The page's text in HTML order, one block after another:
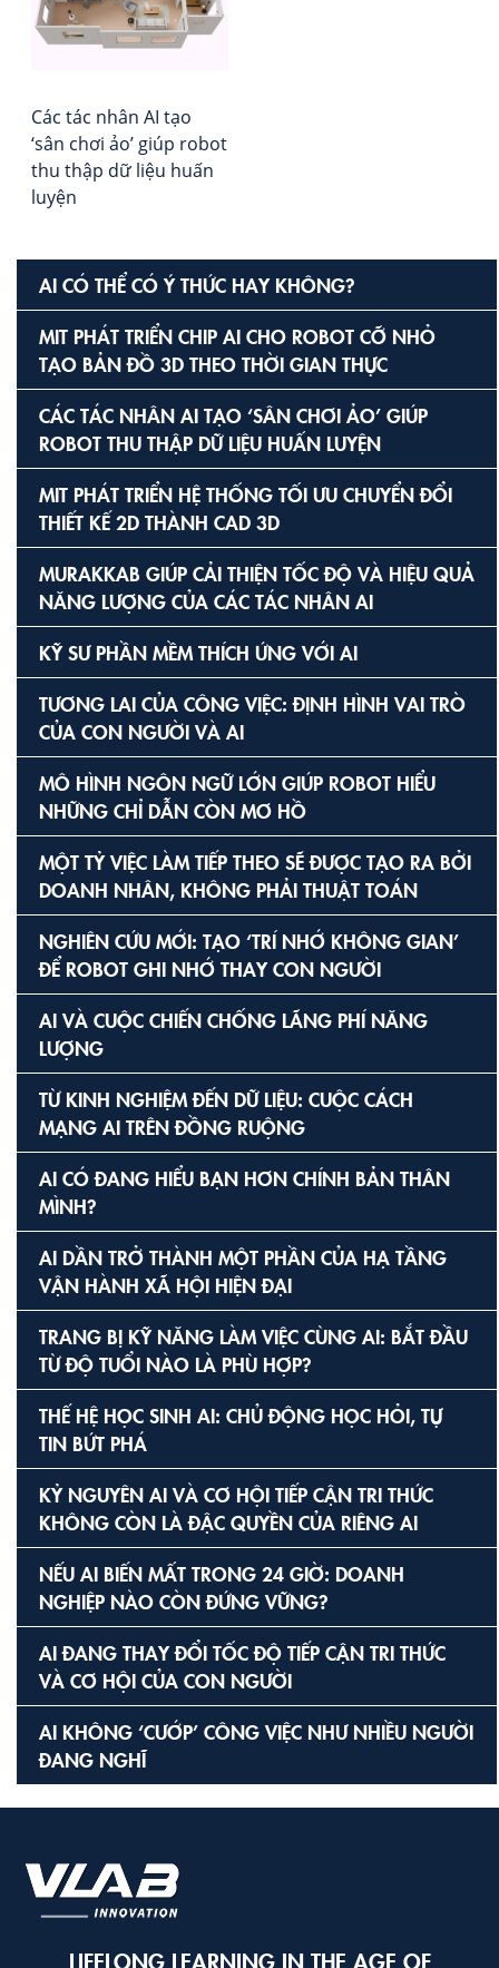
Các tác nhân AI tạo
‘sân chơi ảo’ giúp robot
thu thập dữ liệu huấn
luyện
AI CÓ THỂ CÓ Ý THỨC HAY KHÔNG?
MIT PHÁT TRIỂN CHIP AI CHO ROBOT CỠ NHỎ
TẠO BẢN ĐỒ 3D THEO THỜI GIAN THỰC
CÁC TÁC NHÂN AI TẠO ‘SÂN CHƠI ẢO’ GIÚP
ROBOT THU THẬP DỮ LIỆU HUẤN LUYỆN
MIT PHÁT TRIỂN HỆ THỐNG TỐI ƯU CHUYỂN ĐỔI
THIẾT KẾ 2D THÀNH CAD 3D
MURAKKAB GIÚP CẢI THIỆN TỐC ĐỘ VÀ HIỆU QUẢ
NĂNG LƯỢNG CỦA CÁC TÁC NHÂN AI
KỸ SƯ PHẦN MỀM THÍCH ỨNG VỚI AI
TƯƠNG LAI CỦA CÔNG VIỆC: ĐỊNH HÌNH VAI TRÒ
CỦA CON NGƯỜI VÀ AI
MÔ HÌNH NGÔN NGỮ LỚN GIÚP ROBOT HIỂU
NHỮNG CHỈ DẪN CÒN MƠ HỒ
MỘT TỶ VIỆC LÀM TIẾP THEO SẼ ĐƯỢC TẠO RA BỞI
DOANH NHÂN, KHÔNG PHẢI THUẬT TOÁN
NGHIÊN CỨU MỚI: TẠO ‘TRÍ NHỚ KHÔNG GIAN’
ĐỂ ROBOT GHI NHỚ THAY CON NGƯỜI
AI VÀ CUỘC CHIẾN CHỐNG LÃNG PHÍ NĂNG
LƯỢNG
TỪ KINH NGHIỆM ĐẾN DỮ LIỆU: CUỘC CÁCH
MẠNG AI TRÊN ĐỒNG RUỘNG
AI CÓ ĐANG HIỂU BẠN HƠN CHÍNH BẢN THÂN
MÌNH?
AI DẦN TRỞ THÀNH MỘT PHẦN CỦA HẠ TẦNG
VẬN HÀNH XÃ HỘI HIỆN ĐẠI
TRANG BỊ KỸ NĂNG LÀM VIỆC CÙNG AI: BẮT ĐẦU
TỪ ĐỘ TUỔI NÀO LÀ PHÙ HỢP?
THẾ HỆ HỌC SINH AI: CHỦ ĐỘNG HỌC HỎI, TỰ
TIN BỨT PHÁ
KỶ NGUYÊN AI VÀ CƠ HỘI TIẾP CẬN TRI THỨC
KHÔNG CÒN LÀ ĐẶC QUYỀN CỦA RIÊNG AI
NẾU AI BIẾN MẤT TRONG 24 GIỜ: DOANH
NGHIỆP NÀO CÒN ĐỨNG VỮNG?
AI ĐANG THAY ĐỔI TỐC ĐỘ TIẾP CẬN TRI THỨC
VÀ CƠ HỘI CỦA CON NGƯỜI
AI KHÔNG ‘CƯỚP’ CÔNG VIỆC NHƯ NHIỀU NGƯỜI
ĐANG NGHĨ
LIFELONG LEARNING IN THE AGE OF